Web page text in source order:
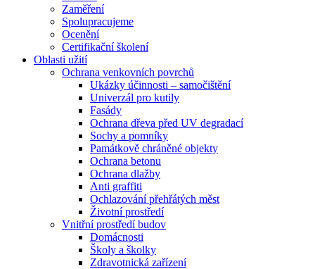
Zaměření
Spolupracujeme
Ocenění
Certifikační školení
Oblasti užití
Ochrana venkovních povrchů
Ukázky účinnosti – samočištění
Univerzál pro kutily
Fasády
Ochrana dřeva před UV degradací
Sochy a pomníky
Památkově chráněné objekty
Ochrana betonu
Ochrana dlažby
Anti graffiti
Ochlazování přehřátých měst
Životní prostředí
Vnitřní prostředí budov
Domácnosti
Školy a školky
Zdravotnická zařízení